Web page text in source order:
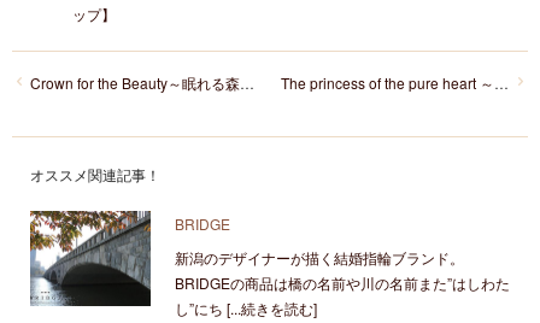
ップ】
The princess of the pure heart ～白雪姫～
Crown for the Beauty～眠れる森の美女～
オススメ関連記事！
BRIDGE
新潟のデザイナーが描く結婚指輪ブランド。
BRIDGEの商品は橋の名前や川の名前また”はしわた
し”にち [...続きを読む]